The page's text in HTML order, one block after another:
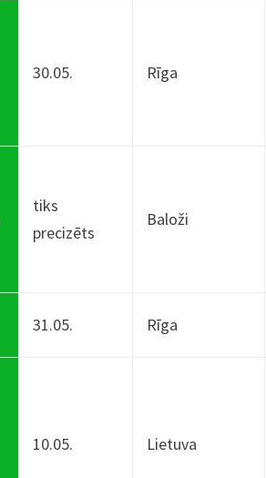
30.05. Rīga
tiks
precizēts
Baloži
31.05. Rīga
10.05. Lietuva